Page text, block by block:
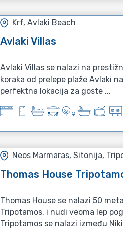
Krf, Avlaki Beach
Avlaki Villas
Avlaki Villas se nalazi na
koraka od prelepe plaže Avlaki
perfektna lokacija za goste ...
Neos Marmaras, Sitonija,
Thomas House
Thomas House se nalazi 50
Tripotamos, i nudi veoma lep
Tripotamos se